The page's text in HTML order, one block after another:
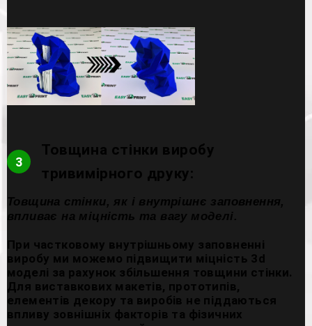
3
Товщина стінки виробу
тривимірного друку:
Товщина стінки, як і внутрішнє заповнення,
впливає на міцність та вагу моделі.
При частковому внутрішньому заповненні
виробу ми можемо підвищити міцність 3d
моделі за рахунок збільшення товщини стінки.
Для виставкових макетів, прототипів,
елементів декору та виробів не піддаються
впливу зовнішніх факторів та фізичних